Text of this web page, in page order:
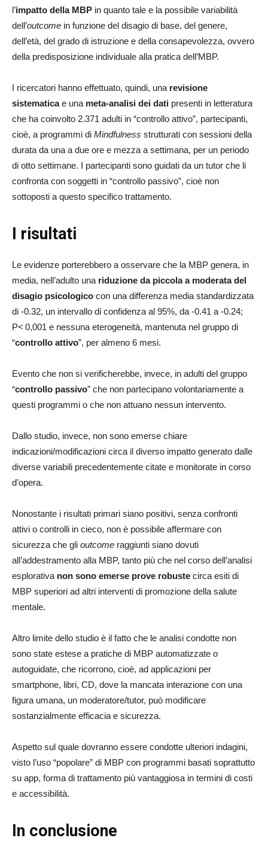
l’impatto della MBP in quanto tale e la possibile variabilità
dell’outcome in funzione del disagio di base, del genere,
dell’età, del grado di istruzione e della consapevolezza, ovvero
della predisposizione individuale alla pratica dell’MBP.
I ricercatori hanno effettuato, quindi, una revisione
sistematicae una meta-analisi dei dati presenti in letteratura
che ha coinvolto 2.371 adulti in “controllo attivo”, partecipanti,
cioè, a programmi di Mindfulness strutturati con sessioni della
durata da una a due ore e mezza a settimana, per un periodo
di otto settimane. I partecipanti sono guidati da un tutor che li
confronta con soggetti in “controllo passivo”, cioè non
sottoposti a questo specifico trattamento.
I risultati
Le evidenze porterebbero a osservare che la MBP genera, in
media, nell’adulto una riduzione da piccola a moderata del
disagio psicologico con una differenza media standardizzata
di -0.32, un intervallo di confidenza al 95%, da -0.41 a -0.24;
P< 0,001 e nessuna eterogeneità, mantenuta nel gruppo di
“controllo attivo”, per almeno 6 mesi.
Evento che non si verificherebbe, invece, in adulti del gruppo
“controllo passivo” che non partecipano volontariamente a
questi programmi o che non attuano nessun intervento.
Dallo studio, invece, non sono emerse chiare
indicazioni/modificazioni circa il diverso impatto generato dalle
diverse variabili precedentemente citate e monitorate in corso
d’opera.
Nonostante i risultati primari siano positivi, senza confronti
attivi o controlli in cieco, non è possibile affermare con
sicurezza che gli outcome raggiunti siano dovuti
all’addestramento alla MBP, tanto più che nel corso dell’analisi
esplorativa non sono emerse prove robuste circa esiti di
MBP superiori ad altri interventi di promozione della salute
mentale.
Altro limite dello studio è il fatto che le analisi condotte non
sono state estese a pratiche di MBP automatizzate o
autoguidate, che ricorrono, cioè, ad applicazioni per
smartphone, libri, CD, dove la mancata interazione con una
figura umana, un moderatore/tutor, può modificare
sostanzialmente efficacia e sicurezza.
Aspetto sul quale dovranno essere condotte ulteriori indagini,
visto l’uso “popolare” di MBP con programmi basati soprattutto
su app, forma di trattamento più vantaggiosa in termini di costi
e accessibilità.
In conclusione